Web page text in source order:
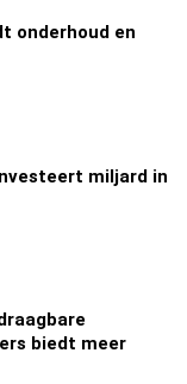
onderhoud en
miljard in
biedt meer